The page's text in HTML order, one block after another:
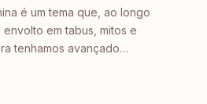
é um tema que, ao longo
em tabus, mitos e
tenhamos avançado…